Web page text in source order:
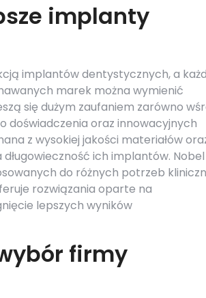
implanty
implantów dentystycznych, a
marek można wymienić
się dużym zaufaniem zarówno
doświadczenia oraz innowacyjnych
z wysokiej jakości materiałów
ich implantów. Nobel
do różnych potrzeb
rozwiązania oparte na
lepszych wyników
firmy